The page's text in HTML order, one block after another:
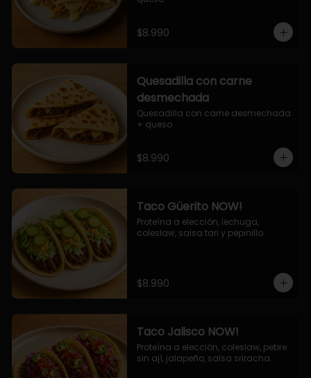
$8.990
Quesadilla con carne
desmechada
Quesadilla con carne desmechada
+ queso
$8.990
Taco Güerito NOW!
Proteína a elección, lechuga,
coleslaw, salsa tari y pepinillo.
$8.990
Taco Jalisco NOW!
Proteína a elección, coleslaw, pebre
sin ají, jalapeño, salsa sriracha.